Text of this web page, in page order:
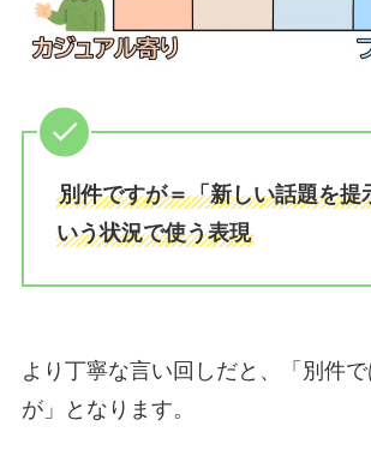
別件ですが＝「新しい話題を提
いう状況で使う表現
より丁寧な言い回しだと、「別件
が」となります。